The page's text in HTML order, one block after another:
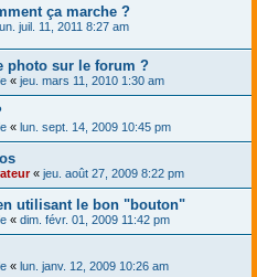
ça marche ?
juil. 11, 2011 8:27 am
photo sur le forum ?
« jeu. mars 11, 2010 1:30 am
« lun. sept. 14, 2009 10:45 pm
« jeu. août 27, 2009 8:22 pm
utilisant le bon "bouton"
« dim. févr. 01, 2009 11:42 pm
« lun. janv. 12, 2009 10:26 am